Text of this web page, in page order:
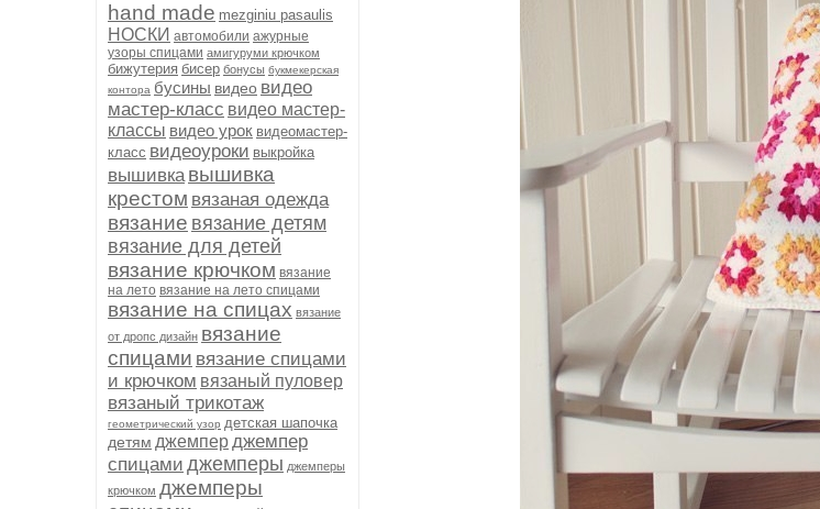
hand made mezginiu pasaulis
НОСКИ автомобили ажурные
узоры спицами амигуруми крючком
бижутерия бисер бонусы букмекерская
контора бусины видео видео
мастер-класс видео мастер-
классы видео урок видеомастер-
класс видеоуроки выкройка
вышивка вышивка
крестом вязаная одежда
вязание вязание детям
вязание для детей
вязание крючком вязание
на лето вязание на лето спицами
вязание на спицах вязание
от дропс дизайн вязание
спицами вязание спицами
и крючком вязаный пуловер
вязаный трикотаж
геометрический узор детская шапочка
детям джемперджемпер
спицами джемперы джемперы
крючком джемперы